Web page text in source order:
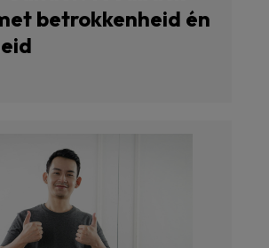
betrokkenheid én